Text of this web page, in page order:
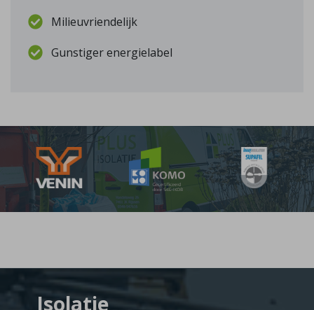
Milieuvriendelijk
Gunstiger energielabel
Isolatie